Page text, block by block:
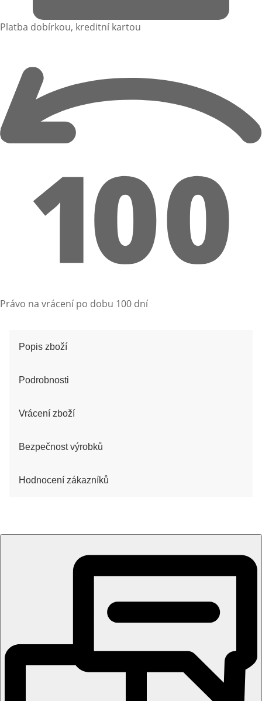
Platba dobírkou, kreditní kartou
Právo na vrácení po dobu 100 dní
Popis zboží
Podrobnosti
Vrácení zboží
Bezpečnost výrobků
Hodnocení zákazníků